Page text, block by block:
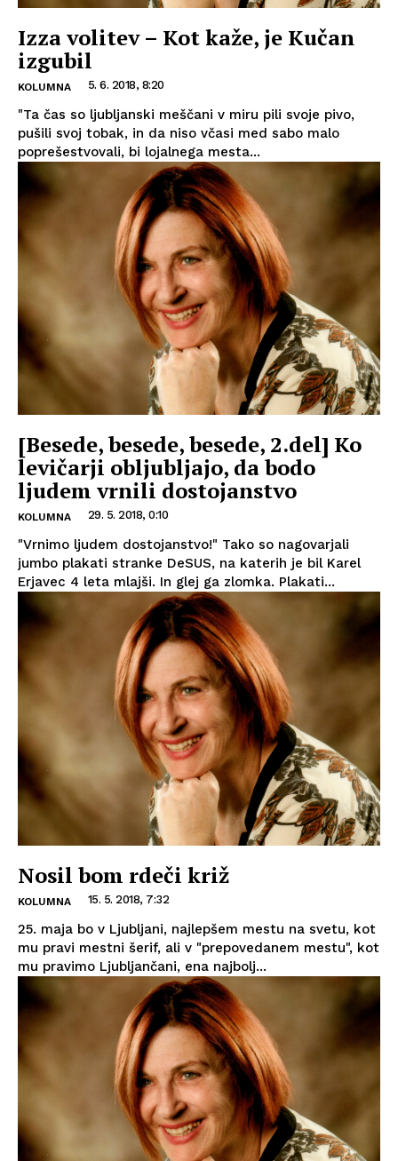
Izza volitev – Kot kaže, je Kučan
izgubil
KOLUMNA 5. 6. 2018, 8:20
"Ta čas so ljubljanski meščani v miru pili svoje pivo,
pušili svoj tobak, in da niso včasi med sabo malo
poprešestvovali, bi lojalnega mesta...
[Besede, besede, besede, 2.del] Ko
levičarji obljubljajo, da bodo
ljudem vrnili dostojanstvo
KOLUMNA 29. 5. 2018, 0:10
"Vrnimo ljudem dostojanstvo!" Tako so nagovarjali
jumbo plakati stranke DeSUS, na katerih je bil Karel
Erjavec 4 leta mlajši. In glej ga zlomka. Plakati...
Nosil bom rdeči križ
KOLUMNA 15. 5. 2018, 7:32
25. maja bo v Ljubljani, najlepšem mestu na svetu, kot
mu pravi mestni šerif, ali v "prepovedanem mestu", kot
mu pravimo Ljubljančani, ena najbolj...